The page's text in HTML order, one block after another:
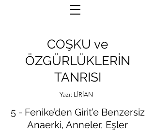
COŞKU ve
ÖZGÜRLÜKLERİN
TANRISI
Yazı: LİRİAN
5 - Fenike’den Girit’e Benzersiz
Anaerki, Anneler, Eşler